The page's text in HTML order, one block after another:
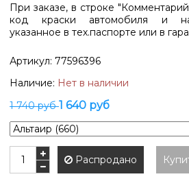
При заказе, в строке "Комментарий
код краски автомобиля и
указанное в тех.паспорте или в
Артикул: 77596396
Наличие: Нет в наличии
1 740 руб1 640 руб
Распродано